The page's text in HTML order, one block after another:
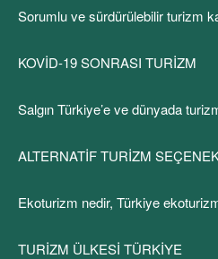
Sorumlu ve sürdürülebilir turizm
KOVİD-19 SONRASI TURİZM
Salgın Türkiye’e ve dünyada
ALTERNATİF TURİZM
Ekoturizm nedir, Türkiye
TURİZM ÜLKESİ TÜRKİYE